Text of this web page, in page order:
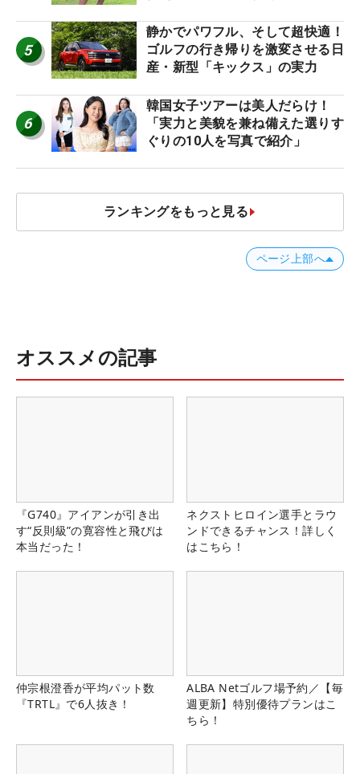
5
静かでパワフル、そして超快適！
ゴルフの行き帰りを激変させる日
産・新型「キックス」の実力
6
韓国女子ツアーは美人だらけ！
「実力と美貌を兼ね備えた選りす
ぐりの10人を写真で紹介」
ランキングをもっと見る
ページ上部へ
オススメの記事
『G740』アイアンが引き出
す“反則級”の寛容性と飛びは
本当だった！
ネクストヒロイン選手とラウ
ンドできるチャンス！詳しく
はこちら！
仲宗根澄香が平均パット数
『TRTL』で6人抜き！
ALBA Netゴルフ場予約／【毎
週更新】特別優待プランはこ
ちら！